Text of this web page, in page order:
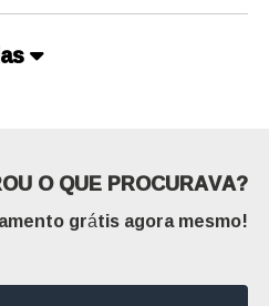
O QUE PROCURAVA?
grátis agora mesmo!